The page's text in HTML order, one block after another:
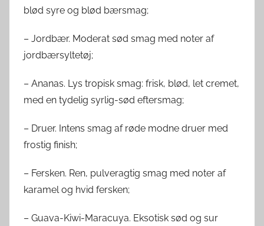
blød syre og blød bærsmag;
– Jordbær. Moderat sød smag med noter af
jordbærsyltetøj;
– Ananas. Lys tropisk smag: frisk, blød, let cremet,
med en tydelig syrlig-sød eftersmag;
– Druer. Intens smag af røde modne druer med
frostig finish;
– Fersken. Ren, pulveragtig smag med noter af
karamel og hvid fersken;
– Guava-Kiwi-Maracuya. Eksotisk sød og sur